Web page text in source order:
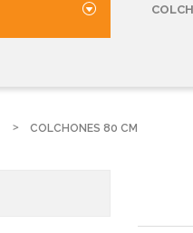
COLCHONES 80 CM